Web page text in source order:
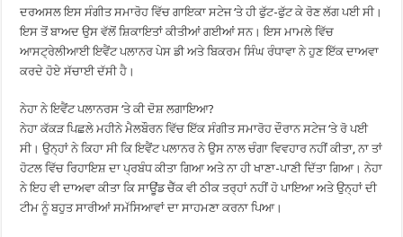
ਦਰਅਸਲ ਇਸ ਸੰਗੀਤ ਸਮਾਰੋਹ ਵਿੱਚ ਗਾਇਕਾ ਸਟੇਜ ‘ਤੇ ਹੀ ਫੁੱਟ-ਫੁੱਟ ਕੇ ਰੋਣ ਲੱਗ ਪਈ ਸੀ।
ਇਸ ਤੋਂ ਬਾਅਦ ਉਸ ਵੱਲੋਂ ਸ਼ਿਕਾਇਤਾਂ ਕੀਤੀਆਂ ਗਈਆਂ ਸਨ। ਇਸ ਮਾਮਲੇ ਵਿੱਚ
ਆਸਟ੍ਰੇਲੀਆਈ ਇਵੈਂਟ ਪਲਾਨਰ ਪੇਸ ਡੀ ਅਤੇ ਬਿਕਰਮ ਸਿੰਘ ਰੰਧਾਵਾ ਨੇ ਹੁਣ ਇੱਕ ਦਾਅਵਾ
ਕਰਦੇ ਹੋਏ ਸੱਚਾਈ ਦੱਸੀ ਹੈ।
ਨੇਹਾ ਨੇ ਇਵੈਂਟ ਪਲਾਨਰਸ ‘ਤੇ ਕੀ ਦੋਸ਼ ਲਗਾਇਆ?
ਨੇਹਾ ਕੱਕੜ ਪਿਛਲੇ ਮਹੀਨੇ ਮੈਲਬੌਰਨ ਵਿੱਚ ਇੱਕ ਸੰਗੀਤ ਸਮਾਰੋਹ ਦੌਰਾਨ ਸਟੇਜ ‘ਤੇ ਰੋ ਪਈ
ਸੀ। ਉਨ੍ਹਾਂ ਨੇ ਕਿਹਾ ਸੀ ਕਿ ਇਵੈਂਟ ਪਲਾਨਰ ਨੇ ਉਸ ਨਾਲ ਚੰਗਾ ਵਿਵਹਾਰ ਨਹੀਂ ਕੀਤਾ, ਨਾ ਤਾਂ
ਹੋਟਲ ਵਿੱਚ ਰਿਹਾਇਸ਼ ਦਾ ਪ੍ਰਬੰਧ ਕੀਤਾ ਗਿਆ ਅਤੇ ਨਾ ਹੀ ਖਾਣਾ-ਪਾਣੀ ਦਿੱਤਾ ਗਿਆ। ਨੇਹਾ
ਨੇ ਇਹ ਵੀ ਦਾਅਵਾ ਕੀਤਾ ਕਿ ਸਾਊਂਡ ਚੈੱਕ ਵੀ ਠੀਕ ਤਰ੍ਹਾਂ ਨਹੀਂ ਹੋ ਪਾਇਆ ਅਤੇ ਉਨ੍ਹਾਂ ਦੀ
ਟੀਮ ਨੂੰ ਬਹੁਤ ਸਾਰੀਆਂ ਸਮੱਸਿਆਵਾਂ ਦਾ ਸਾਹਮਣਾ ਕਰਨਾ ਪਿਆ।